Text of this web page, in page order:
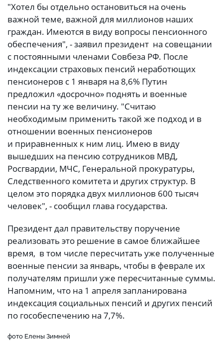
"Хотел бы отдельно остановиться на очень
важной теме, важной для миллионов наших
граждан. Имеются в виду вопросы пенсионного
обеспечения", - заявил президент на совещании
с постоянными членами Совбеза РФ. После
индексации страховых пенсий неработющих
пенсионеров с 1 января на 8,6% Путин
предложил «досрочно» поднять и военные
пенсии на ту же величину. "Считаю
необходимым применить такой же подход и в
отношении военных пенсионеров
и приравненных к ним лиц. Имею в виду
вышедших на пенсию сотрудников МВД,
Росгвардии, МЧС, Генеральной прокуратуры,
Следственного комитета и других структур. В
целом это порядка двух миллионов 600 тысяч
человек", - сообщил глава государства.
Президент дал правительству поручение
реализовать это решение в самое ближайшее
время, в том числе пересчитать уже полученные
военные пенсии за январь, чтобы в феврале их
получателям пришли уже пересчитанные суммы.
Напомним, что на 1 апреля запланирована
индексация социальных пенсий и других пенсий
по гособеспечению на 7,7%.
фото Елены Зимней